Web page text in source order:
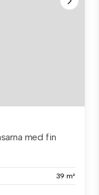
med fin
39 m²